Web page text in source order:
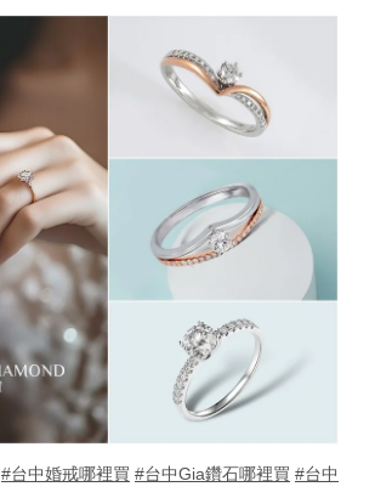
#台中婚戒哪裡買 #台中Gia鑽石哪裡買 #台中